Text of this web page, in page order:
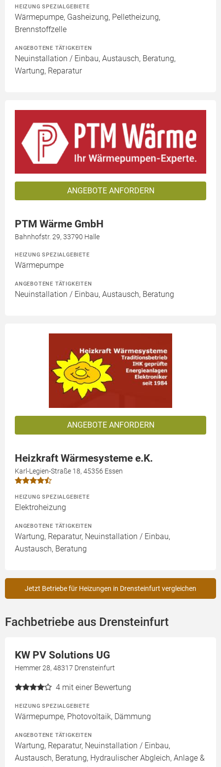
HEIZUNG SPEZIALGEBIETE
Wärmepumpe, Gasheizung, Pelletheizung,
Brennstoffzelle
ANGEBOTENE TÄTIGKEITEN
Neuinstallation / Einbau, Austausch, Beratung,
Wartung, Reparatur
ANGEBOTE ANFORDERN
PTM Wärme GmbH
Bahnhofstr. 29, 33790 Halle
HEIZUNG SPEZIALGEBIETE
Wärmepumpe
ANGEBOTENE TÄTIGKEITEN
Neuinstallation / Einbau, Austausch, Beratung
ANGEBOTE ANFORDERN
Heizkraft Wärmesysteme e.K.
Karl-Legien-Straße 18, 45356 Essen
HEIZUNG SPEZIALGEBIETE
Elektroheizung
ANGEBOTENE TÄTIGKEITEN
Wartung, Reparatur, Neuinstallation / Einbau,
Austausch, Beratung
Jetzt Betriebe für Heizungen in Drensteinfurt vergleichen
Fachbetriebe aus Drensteinfurt
KW PV Solutions UG
Hemmer 28, 48317 Drensteinfurt
4 mit einer Bewertung
HEIZUNG SPEZIALGEBIETE
Wärmepumpe, Photovoltaik, Dämmung
ANGEBOTENE TÄTIGKEITEN
Wartung, Reparatur, Neuinstallation / Einbau,
Austausch, Beratung, Hydraulischer Abgleich, Anlage &